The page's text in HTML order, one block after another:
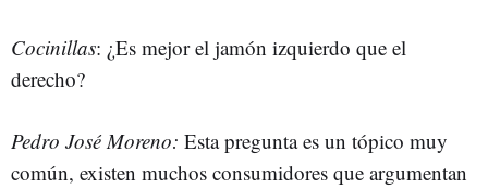
Cocinillas: ¿Es mejor el jamón izquierdo que el
derecho?
Pedro José Moreno: Esta pregunta es un tópico muy
común, existen muchos consumidores que argumentan